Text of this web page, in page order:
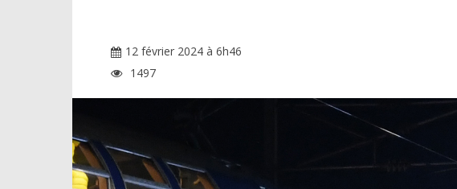
12 février 2024 à 6h46
1497